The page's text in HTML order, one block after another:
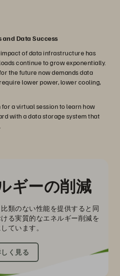
Data Success
of data infrastructure has
continue to grow exponentially.
the future now demands data
lower power, lower cooling,
for a virtual session to learn how
with a data storage system that
ギーの削減
類のない性能を提供すると同
る実質的なエネルギー削減を
ています。
く見る